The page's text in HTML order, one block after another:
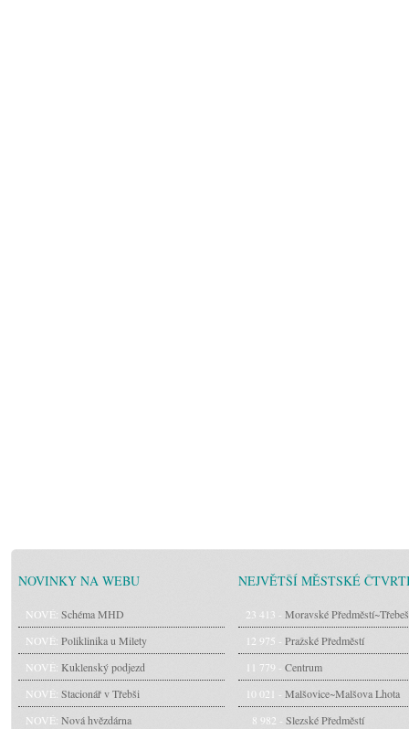
NOVINKY NA WEBU
NOVÉ: Schéma MHD
NOVÉ: Poliklinika u Milety
NOVÉ: Kuklenský podjezd
NOVÉ: Stacionář v Třebši
NOVÉ: Nová hvězdárna
NEJVĚTŠÍ MĚSTSKÉ
23 413 - Moravské Předměstí~Třebeš
12 975 - Pražské Předměstí
11 779 - Centrum
10 021 - Malšovice~Malšova Lhota
8 982 - Slezské Předměstí